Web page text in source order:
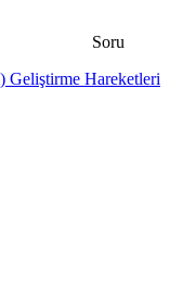
Soru
Geliştirme Hareketleri